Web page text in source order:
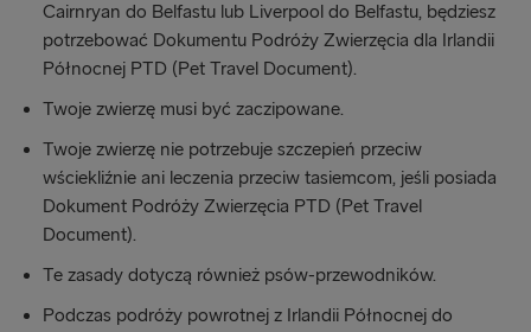
Cairnryan do Belfastu lub Liverpool do Belfastu, będziesz
potrzebować Dokumentu Podróży Zwierzęcia dla Irlandii
Północnej PTD (Pet Travel Document).
Twoje zwierzę musi być zaczipowane.
Twoje zwierzę nie potrzebuje szczepień przeciw
wściekliźnie ani leczenia przeciw tasiemcom, jeśli posiada
Dokument Podróży Zwierzęcia PTD (Pet Travel
Document).
Te zasady dotyczą również psów-przewodników.
Podczas podróży powrotnej z Irlandii Północnej do